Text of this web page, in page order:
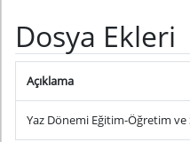
Dosya Ekleri
Açıklama
Yaz Dönemi Eğitim-Öğretim ve